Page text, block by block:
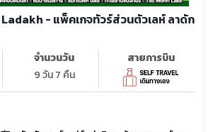
- แพ็คเกจทัวร์ส่วนตัวเลห์ ลาดัก
จำนวนวัน
9 วัน 7 คืน
สายการบิน